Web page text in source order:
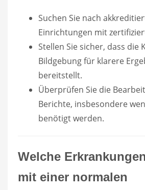
Suchen Sie nach
Einrichtungen mit
Stellen Sie sicher, dass die
Bildgebung für klarere
bereitstellt.
Überprüfen Sie die
Berichte, insbesondere
benötigt werden.
Welche
mit einer normalen